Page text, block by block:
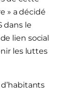
» a décidé
dans le
lien social
les luttes